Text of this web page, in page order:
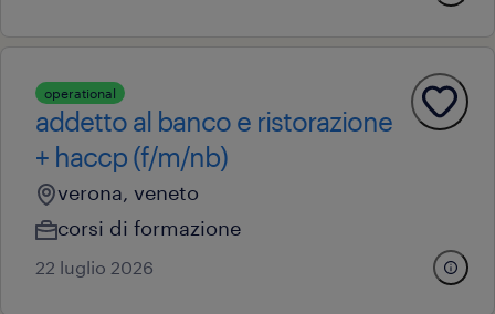
operational
addetto al banco e ristorazione
+ haccp (f/m/nb)
verona, veneto
corsi di formazione
22 luglio 2026